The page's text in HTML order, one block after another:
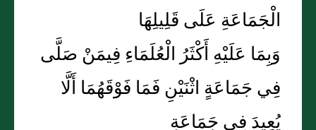
الْجَمَاعَةِ عَلَى قَلِيلِهَا
وَبِمَا عَلَيْهِ أَكْثَرُ الْعُلَمَاءِ فِيمَنْ صَلَّى
فِي جَمَاعَةٍ اثْنَيْنِ فَمَا فَوْقَهُمَا أَلَّا
يُعِيدَ فِي جَمَاعَةٍ